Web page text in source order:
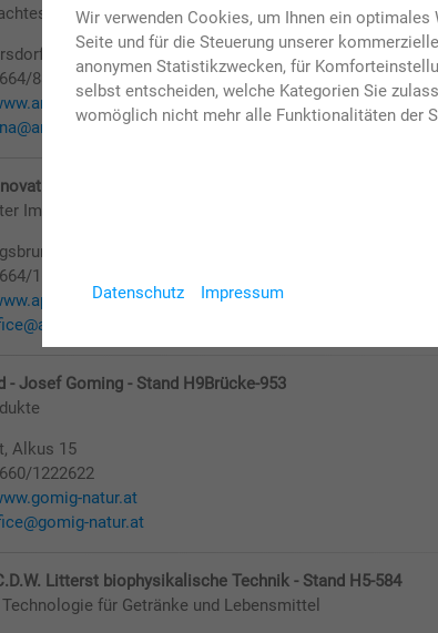
Speiseeis aus frischer Vollmilch und eigenen
Hofing 1
88869586
So Schmeckt NÖ - Stand H10-1046
Imkerei
Hagenbrunner Straße 7
1658839
z.at
z.at
- Josef Goming - Stand H9Brücke-953
Alkus 15
1222622
natur.at
natur.at
Litterst biophysikalische Technik - Stand H5-584
Technologie für Getränke und Lebensmittel
Wir verwenden Cookies, um Ihnen ein
Seite und für die Steuerung unserer
anonymen Statistikzwecken, für
selbst entscheiden, welche Kategorien Sie
womöglich nicht mehr alle Funktionalitäten der
Datenschutz Impressum